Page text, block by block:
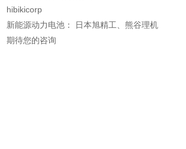
hibikicorp
新能源动力电池： 日本旭精工、熊谷理机
期待您的咨询